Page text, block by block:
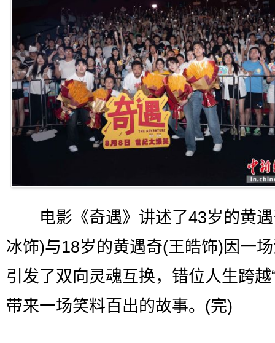
电影《奇遇》讲述了43岁的黄遇
冰饰)与18岁的黄遇奇(王皓饰)因一
引发了双向灵魂互换，错位人生跨越
带来一场笑料百出的故事。(完)